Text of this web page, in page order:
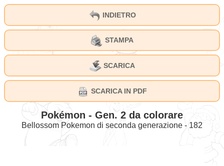
INDIETRO
STAMPA
SCARICA
SCARICA IN PDF
Pokémon - Gen. 2 da colorare
Bellossom Pokemon di seconda generazione - 182